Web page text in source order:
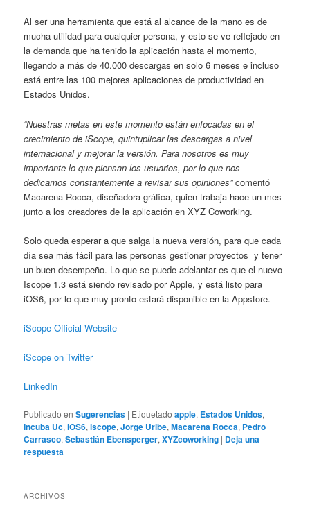
Al ser una herramienta que está al alcance de la mano es de
mucha utilidad para cualquier persona, y esto se ve reflejado en
la demanda que ha tenido la aplicación hasta el momento,
llegando a más de 40.000 descargas en solo 6 meses e incluso
está entre las 100 mejores aplicaciones de productividad en
Estados Unidos.
“Nuestras metas en este momento están enfocadas en el
crecimiento de iScope, quintuplicar las descargas a nivel
internacional y mejorar la versión. Para nosotros es muy
importante lo que piensan los usuarios, por lo que nos
dedicamos constantemente a revisar sus opiniones”comentó
Macarena Rocca, diseñadora gráfica, quien trabaja hace un mes
junto a los creadores de la aplicación en XYZ Coworking.
Solo queda esperar a que salga la nueva versión, para que cada
día sea más fácil para las personas gestionar proyectos y tener
un buen desempeño. Lo que se puede adelantar es que el nuevo
Iscope 1.3 está siendo revisado por Apple, y está listo para
iOS6, por lo que muy pronto estará disponible en la Appstore.
iScope Official Website
iScope on Twitter
LinkedIn
Publicado en Sugerencias | Etiquetado apple, Estados Unidos,
Incuba Uc,iOS6,iscope,Jorge Uribe,Macarena Rocca, Pedro
Carrasco,Sebastián Ebensperger,XYZcoworking | Deja una
respuesta
ARCHIVOS